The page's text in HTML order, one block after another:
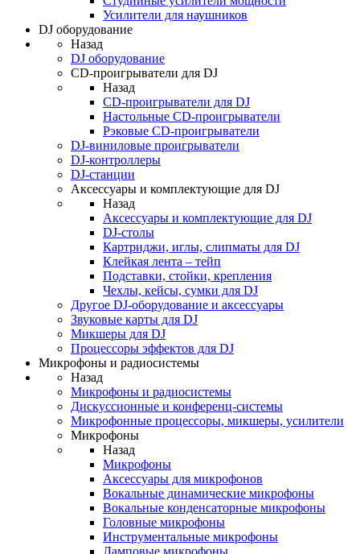
Усилители для наушников
DJ оборудование
Назад
DJ оборудование
CD-проигрыватели для DJ
Назад
CD-проигрыватели для DJ
Настольные CD-проигрыватели
Рэковые CD-проигрыватели
DJ-виниловые проигрыватели
DJ-контроллеры
DJ-станции
Аксессуары и комплектующие для DJ
Назад
Аксессуары и комплектующие для DJ
DJ-столы
Картриджи, иглы, слипматы для DJ
Клейкая лента – тейп
Подставки, стойки, крепления
Чехлы, кейсы, сумки для DJ
Другое DJ-оборудование и аксессуары
Звуковые карты для DJ
Микшеры для DJ
Процессоры эффектов для DJ
Микрофоны и радиосистемы
Назад
Микрофоны и радиосистемы
Дискуссионные и конференц-системы
Микрофонные процессоры, микшеры, усилители
Микрофоны
Назад
Микрофоны
Аксессуары для микрофонов
Вокальные динамические микрофоны
Вокальные конденсаторные микрофоны
Головные микрофоны
Инструментальные микрофоны
Ламповые микрофоны